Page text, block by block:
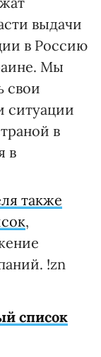
выдачи
в Россию
Мы
свои
ситуации
в
в
также
,
!zn
список